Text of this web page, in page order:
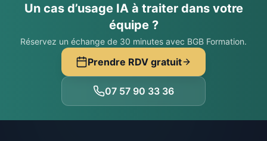
Un cas d’usage IA à traiter dans votre
équipe ?
Réservez un échange de 30 minutes avec BGB Formation.
Prendre RDV gratuit
07 57 90 33 36